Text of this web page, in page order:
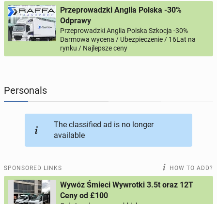
Offer and Adverts Price
ACCOMMODATION 262online ads
JOBSEEKERS
BUSINESS
AUTOMOTIVE 12online ads
PERSONALS
Przeprowadzki Anglia Polska -30%
Odprawy
Przeprowadzki Anglia Polska Szkocja -30%
Darmowa wycena / Ubezpieczenie / 16Lat na
rynku / Najlepsze ceny
Personals
The classified ad is no longer
available
SPONSORED LINKS HOW TO ADD?
Wywóz Śmieci Wywrotki 3.5t oraz 12T
Ceny od £100